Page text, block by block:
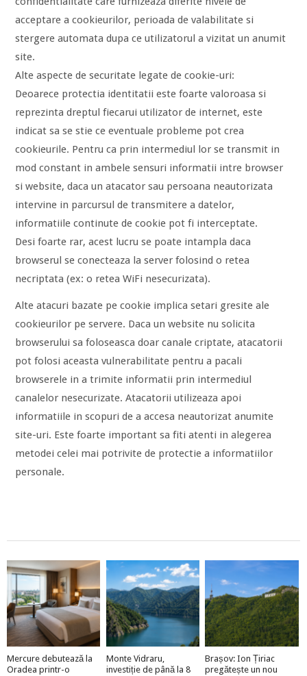
acceptare a cookieurilor, perioada de valabilitate si
stergere automata dupa ce utilizatorul a vizitat un anumit
site.
Alte aspecte de securitate legate de cookie-uri:
Deoarece protectia identitatii este foarte valoroasa si
reprezinta dreptul fiecarui utilizator de internet, este
indicat sa se stie ce eventuale probleme pot crea
cookieurile. Pentru ca prin intermediul lor se transmit in
mod constant in ambele sensuri informatii intre browser
si website, daca un atacator sau persoana neautorizata
intervine in parcursul de transmitere a datelor,
informatiile continute de cookie pot fi interceptate.
Desi foarte rar, acest lucru se poate intampla daca
browserul se conecteaza la server folosind o retea
necriptata (ex: o retea WiFi nesecurizata).
Alte atacuri bazate pe cookie implica setari gresite ale
cookieurilor pe servere. Daca un website nu solicita
browserului sa foloseasca doar canale criptate, atacatorii
pot folosi aceasta vulnerabilitate pentru a pacali
browserele in a trimite informatii prin intermediul
canalelor nesecurizate. Atacatorii utilizeaza apoi
informatiile in scopuri de a accesa neautorizat anumite
site-uri. Este foarte important sa fiti atenti in alegerea
metodei celei mai potrivite de protectie a informatiilor
personale.
Mercure debutează la
Oradea printr-o
Monte Vidraru,
investiție de până la 8
Brașov: Ion Țiriac
pregătește un nou